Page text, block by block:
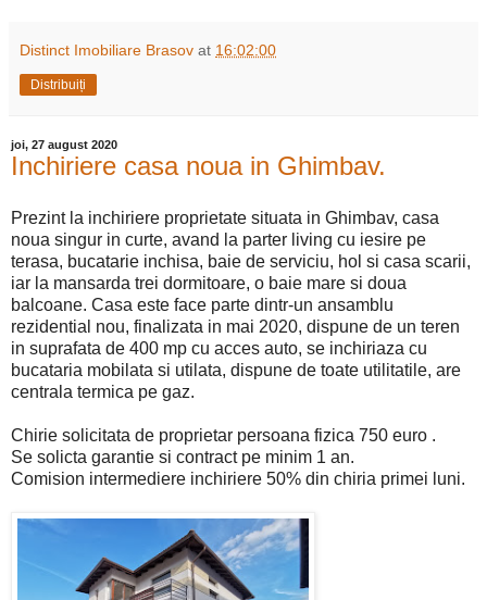
Distinct Imobiliare Brasov at 16:02:00
Distribuiți
joi, 27 august 2020
Inchiriere casa noua in Ghimbav.
Prezint la inchiriere proprietate situata in Ghimbav, casa
noua singur in curte, avand la parter living cu iesire pe
terasa, bucatarie inchisa, baie de serviciu, hol si casa scarii,
iar la mansarda trei dormitoare, o baie mare si doua
balcoane. Casa este face parte dintr-un ansamblu
rezidential nou, finalizata in mai 2020, dispune de un teren
in suprafata de 400 mp cu acces auto, se inchiriaza cu
bucataria mobilata si utilata, dispune de toate utilitatile, are
centrala termica pe gaz.
Chirie solicitata de proprietar persoana fizica 750 euro .
Se solicta garantie si contract pe minim 1 an.
Comision intermediere inchiriere 50% din chiria primei luni.